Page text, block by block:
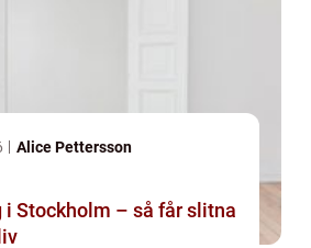
Alice Pettersson
i Stockholm – så får slitna